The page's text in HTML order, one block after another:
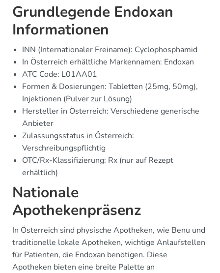
Grundlegende Endoxan
Informationen
INN (Internationaler Freiname): Cyclophosphamid
In Österreich erhältliche Markennamen: Endoxan
ATC Code: L01AA01
Formen & Dosierungen: Tabletten (25mg, 50mg),
Injektionen (Pulver zur Lösung)
Hersteller in Österreich: Verschiedene generische
Anbieter
Zulassungsstatus in Österreich:
Verschreibungspflichtig
OTC/Rx-Klassifizierung: Rx (nur auf Rezept
erhältlich)
Nationale
Apothekenpräsenz
In Österreich sind physische Apotheken, wie Benu und
traditionelle lokale Apotheken, wichtige Anlaufstellen
für Patienten, die Endoxan benötigen. Diese
Apotheken bieten eine breite Palette an